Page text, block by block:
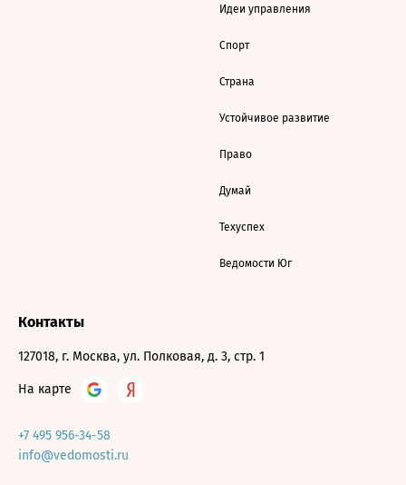
Идеи управления
Спорт
Страна
Устойчивое развитие
Право
Думай
Техуспех
Ведомости Юг
Контакты
127018, г. Москва, ул. Полковая, д. 3, стр. 1
На карте
+7 495 956-34-58
info@vedomosti.ru